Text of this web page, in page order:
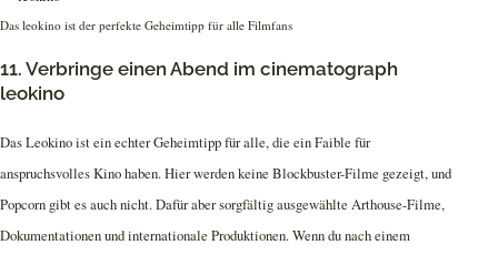
Das leokino ist der perfekte Geheimtipp für alle Filmfans
11. Verbringe einen Abend im cinematograph
leokino
Das Leokino ist ein echter Geheimtipp für alle, die ein Faible für
anspruchsvolles Kino haben. Hier werden keine Blockbuster-Filme gezeigt, und
Popcorn gibt es auch nicht. Dafür aber sorgfältig ausgewählte Arthouse-Filme,
Dokumentationen und internationale Produktionen. Wenn du nach einem